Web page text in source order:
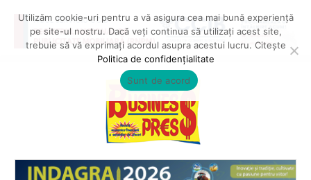
Utilizăm cookie-uri pentru a vă asigura cea mai bună experiență
pe site-ul nostru. Dacă veți continua să utilizați acest site,
trebuie să vă exprimați acordul asupra acestui lucru. Citește
Politica de confidențialitate
Sunt de acord